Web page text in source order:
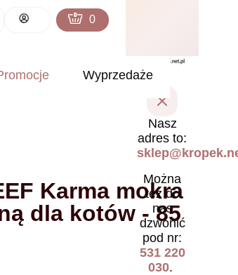
Zaloguj się
Produkty w koszyku: 0. Zobacz
Koszyk
Nasz
adres to:
Można
też do
nas
dzwonić
pod nr:
531 220
030.
Wyprzedaże
Karma mokra
dla kotów - 85